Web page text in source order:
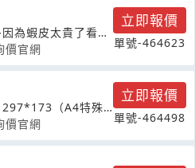
為蝦皮太貴了看看
價官網
立即報價
單號-464623
（A4特殊
20
價官網
立即報價
單號-464498